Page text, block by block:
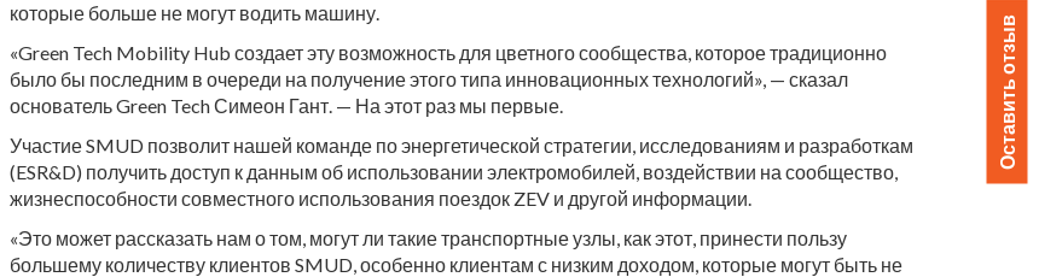
которые больше не могут водить машину.
«Green Tech Mobility Hub создает эту возможность для цветного сообщества, которое традиционно
было бы последним в очереди на получение этого типа инновационных технологий», — сказал
основатель Green Tech Симеон Гант. — На этот раз мы первые.
Участие SMUD позволит нашей команде по энергетической стратегии, исследованиям и разработкам
(ESR&D) получить доступ к данным об использовании электромобилей, воздействии на сообщество,
жизнеспособности совместного использования поездок ZEV и другой информации.
«Это может рассказать нам о том, могут ли такие транспортные узлы, как этот, принести пользу
большему количеству клиентов SMUD, особенно клиентам с низким доходом, которые могут быть не
Оставить отзыв